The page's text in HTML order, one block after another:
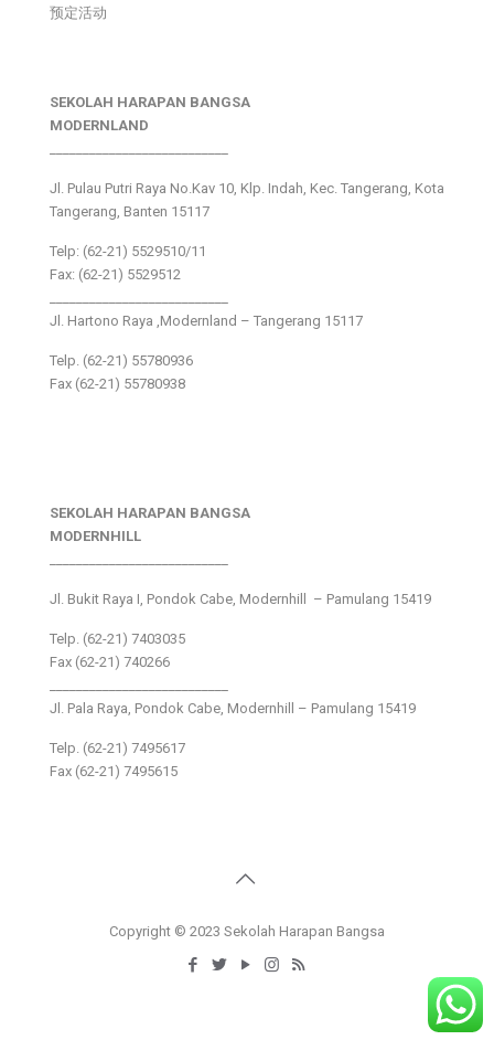
预定活动
SEKOLAH HARAPAN BANGSA
MODERNLAND
Jl. Pulau Putri Raya No.Kav 10, Klp. Indah, Kec. Tangerang, Kota
Tangerang, Banten 15117
Telp: (62-21) 5529510/11
Fax: (62-21) 5529512
Jl. Hartono Raya ,Modernland – Tangerang 15117
Telp. (62-21) 55780936
Fax (62-21) 55780938
SEKOLAH HARAPAN BANGSA
MODERNHILL
Jl. Bukit Raya I, Pondok Cabe, Modernhill – Pamulang 15419
Telp. (62-21) 7403035
Fax (62-21) 740266
Jl. Pala Raya, Pondok Cabe, Modernhill – Pamulang 15419
Telp. (62-21) 7495617
Fax (62-21) 7495615
Copyright © 2023 Sekolah Harapan Bangsa